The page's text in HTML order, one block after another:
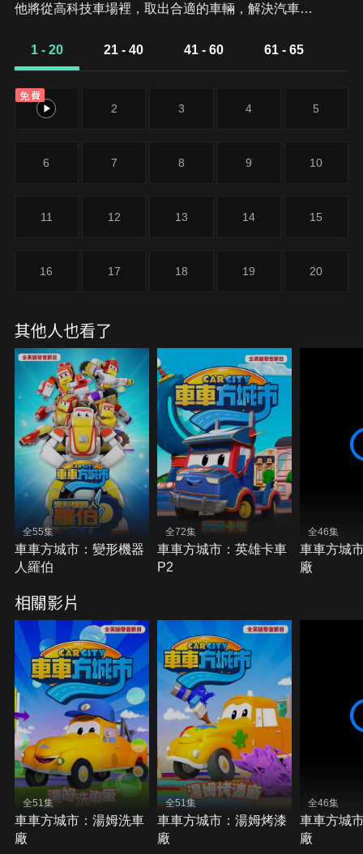
他將從高科技車場裡，取出合適的車輛，解決汽車城
1 - 20
21 - 40 41 - 60 61 - 65
免費
1 2 3 4 5
6 7 8 9 10
11 12 13 14 15
16 17 18 19 20
其他人也看了
全55集
車車方城市：變形機器
人羅伯
全72集
車車方城市：英雄卡車
P2
全46集
車車方城
廠
相關影片
全51集
車車方城市：湯姆洗車
廠
全51集
車車方城市：湯姆烤漆
廠
全46集
車車方城
廠